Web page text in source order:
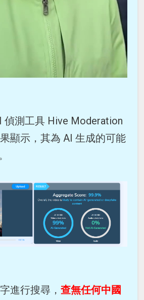
偵測工具 Hive Moderation
顯示，其為 AI 生成的可能
進行搜尋，查無任何中國